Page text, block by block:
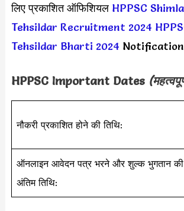
लिए प्रकाशित ऑफिशियल HPPSC
Tehsildar Recruitment 2024
Tehsildar Bharti 2024
HPPSC Important Dates
नौकरी प्रकाशित होने की तिथि:
ऑनलाइन आवेदन पत्र भरने और शुल्क भुगतान की
अंतिम तिथि: